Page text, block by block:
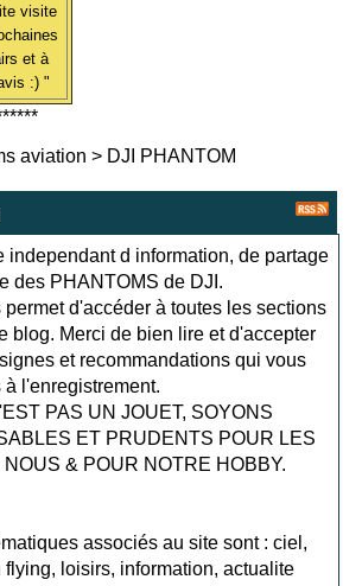
visite
et à
:) "
aviation > DJI PHANTOM
independant d information, de partage
des PHANTOMS de DJI.
permet d'accéder à toutes les sections
blog. Merci de bien lire et d'accepter
et recommandations qui vous
l'enregistrement.
PAS UN JOUET, SOYONS
ET PRUDENTS POUR LES
& POUR NOTRE HOBBY.
associés au site sont :ciel ,
flying, loisirs, information,actualite